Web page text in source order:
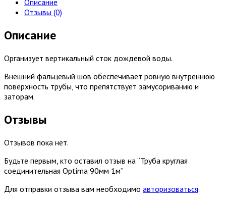
Отзывы (0)
Описание
Организует вертикальный сток дождевой воды.
Внешний фальцевый шов обеспечивает ровную внутреннюю
поверхность трубы, что препятствует замусориванию и
заторам.
Отзывы
Отзывов пока нет.
Будьте первым, кто оставил отзыв на “Труба круглая
соединительная Optima 90мм 1м”
Для отправки отзыва вам необходимо авторизоваться.